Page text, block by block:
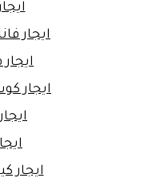
ايجار
ايجار
ايجار كيا